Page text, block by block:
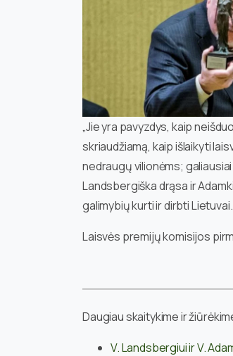
„Jie yra pavyzdys, kaip
skriaudžiamą, kaip išlaikyti
nedraugų vilionėms;
Landsbergiška drąsa ir
galimybių kurti ir dirbti
Laisvės premijų komisijos
Daugiau skaitykime ir
V. Landsbergiui ir V.